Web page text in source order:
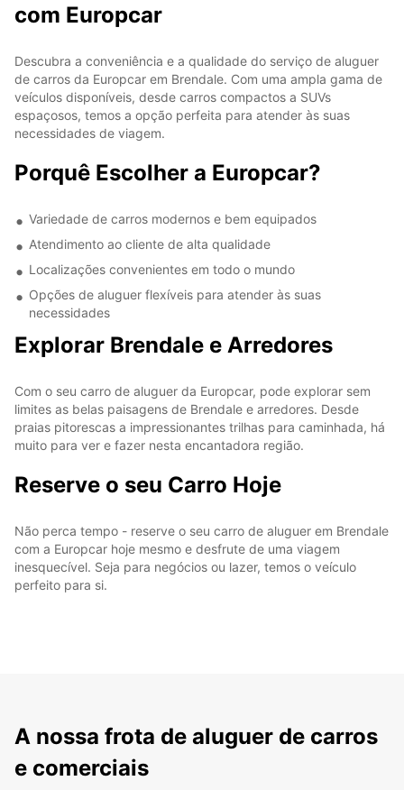
com Europcar
Descubra a conveniência e a qualidade do serviço de aluguer
de carros da Europcar em Brendale. Com uma ampla gama de
veículos disponíveis, desde carros compactos a SUVs
espaçosos, temos a opção perfeita para atender às suas
necessidades de viagem.
Porquê Escolher a Europcar?
Variedade de carros modernos e bem equipados
Atendimento ao cliente de alta qualidade
Localizações convenientes em todo o mundo
Opções de aluguer flexíveis para atender às suas
necessidades
Explorar Brendale e Arredores
Com o seu carro de aluguer da Europcar, pode explorar sem
limites as belas paisagens de Brendale e arredores. Desde
praias pitorescas a impressionantes trilhas para caminhada, há
muito para ver e fazer nesta encantadora região.
Reserve o seu Carro Hoje
Não perca tempo - reserve o seu carro de aluguer em Brendale
com a Europcar hoje mesmo e desfrute de uma viagem
inesquecível. Seja para negócios ou lazer, temos o veículo
perfeito para si.
A nossa frota de aluguer de carros
e comerciais